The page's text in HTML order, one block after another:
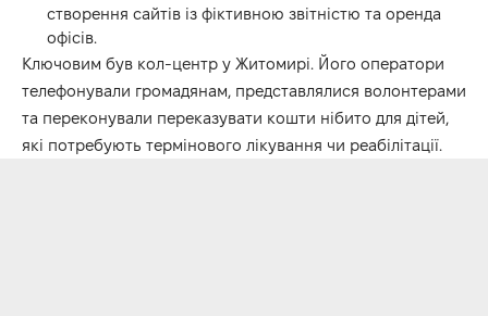
створення сайтів із фіктивною звітністю та оренда
офісів.
Ключовим був кол-центр у Житомирі. Його оператори
телефонували громадянам, представлялися волонтерами
та переконували переказувати кошти нібито для дітей,
які потребують термінового лікування чи реабілітації.